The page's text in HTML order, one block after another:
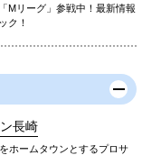
Mリーグ」参戦中！最新情報
ク！
長崎
ホームタウンとするプロサ